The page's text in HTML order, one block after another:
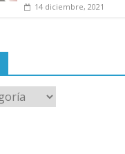
14 diciembre, 2021